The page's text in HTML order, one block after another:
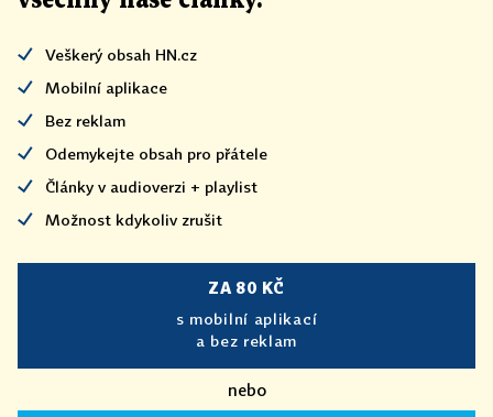
Veškerý obsah HN.cz
Mobilní aplikace
Bez reklam
Odemykejte obsah pro přátele
Články v audioverzi + playlist
Možnost kdykoliv zrušit
ZA 80 KČ
s mobilní aplikací
a bez reklam
nebo